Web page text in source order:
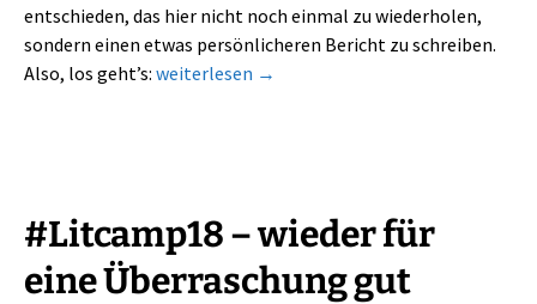
entschieden, das hier nicht noch einmal zu wiederholen,
sondern einen etwas persönlicheren Bericht zu schreiben.
Also, los geht’s: #Litcamp 18 – Eine tolle Herausforderung für
weiterlesen →
#Litcamp18 – wieder für
eine Überraschung gut